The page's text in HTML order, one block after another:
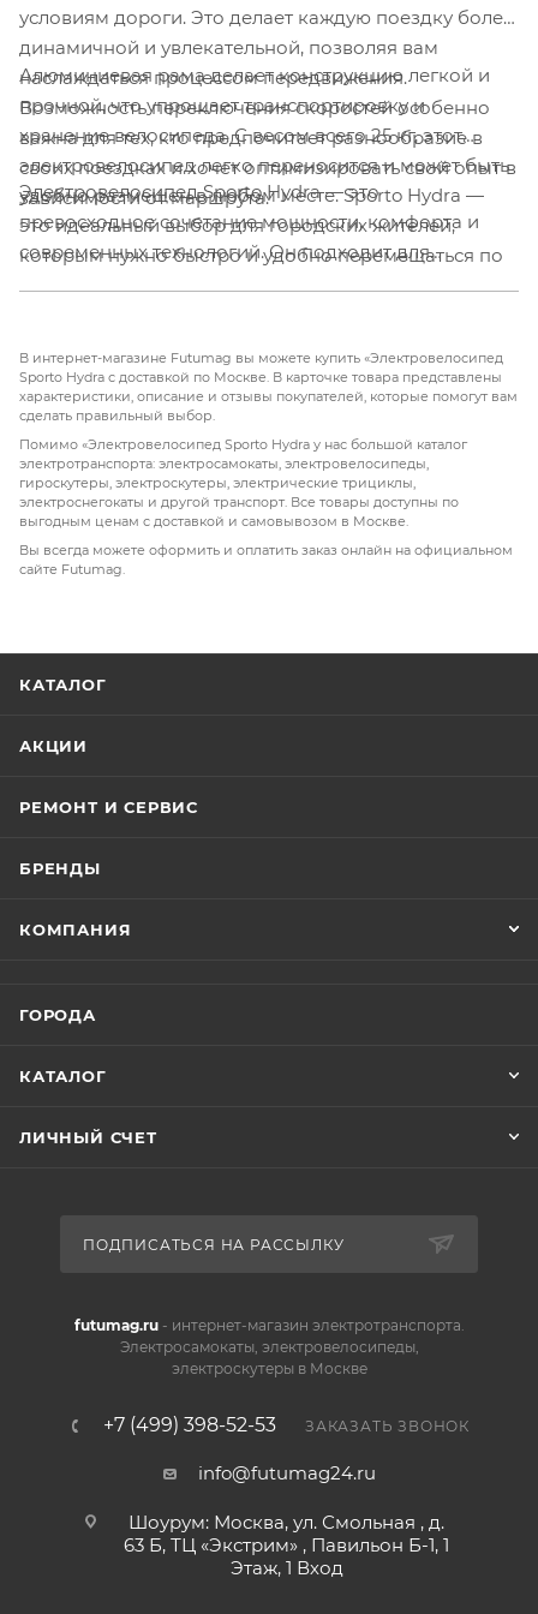
условиям дороги. Это делает каждую поездку более
динамичной и увлекательной, позволяя вам
наслаждаться процессом передвижения.
Возможность переключения скоростей особенно
важна для тех, кто предпочитает разнообразие в
своих поездках и хочет оптимизировать свой опыт в
зависимости от маршрута.
Алюминиевая рама делает конструкцию легкой и
прочной, что упрощает транспортировку и
хранение велосипеда. С весом всего 25 кг, этот
электровелосипед легко переносится и может быть
удобно размещен в любом месте. Sporto Hydra —
это идеальный выбор для городских жителей,
которым нужно быстро и удобно перемещаться по
Электровелосипед Sporto Hydra — это
превосходное сочетание мощности, комфорта и
современных технологий. Он подходит для
дизайном и высокими характеристиками, Sporto
Hydra станет вашим надежным партнером в любых
передвижения и наслаждайтесь каждой поездкой
на Sporto Hydra!
В интернет-магазине Futumag вы можете купить «Электровелосипед
Sporto Hydra с доставкой по Москве. В карточке товара представлены
характеристики, описание и отзывы покупателей, которые помогут вам
сделать правильный выбор.
Помимо «Электровелосипед Sporto Hydra у нас большой каталог
электротранспорта: электросамокаты, электровелосипеды,
гироскутеры, электроскутеры, электрические трициклы,
электроснегокаты и другой транспорт. Все товары доступны по
выгодным ценам с доставкой и самовывозом в Москве.
Вы всегда можете оформить и оплатить заказ онлайн на официальном
сайте Futumag.
КАТАЛОГ
АКЦИИ
РЕМОНТ И СЕРВИС
БРЕНДЫ
КОМПАНИЯ
ГОРОДА
КАТАЛОГ
ЛИЧНЫЙ СЧЕТ
ПОДПИСАТЬСЯ НА РАССЫЛКУ
futumag.ru- интернет-магазин электротранспорта.
Электросамокаты, электровелосипеды,
электроскутеры в Москве
+7 (499) 398-52-53 ЗАКАЗАТЬ ЗВОНОК
info@futumag24.ru
Шоурум: Москва, ул. Смольная , д.
63 Б, ТЦ «Экстрим» , Павильон Б-1, 1
Этаж, 1 Вход